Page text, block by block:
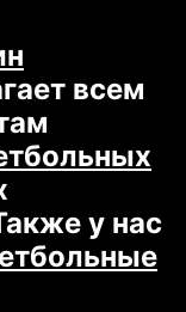
другие
джерсив
всем
у нас